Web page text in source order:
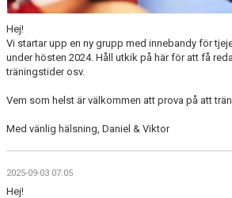
Hej!
Vi startar upp en ny grupp med innebandy för
under hösten 2024. Håll utkik på här för att få
träningstider osv.
Vem som helst är välkommen att prova på att
Med vänlig hälsning, Daniel & Viktor
2025-09-03 07:05
Hej!